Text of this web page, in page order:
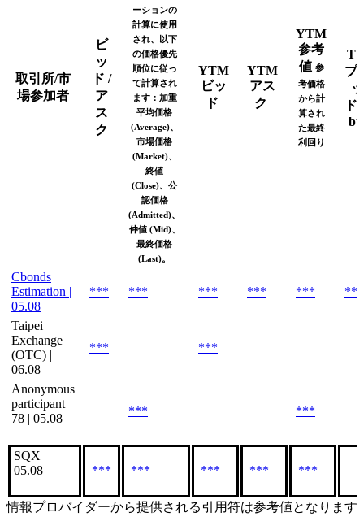
取引所/市
場参加者
ビ
ッ
ド /
ア
ス
ク
ーションの
計算に使用
され、以下
の価格優先
順位に従っ
て計算され
ます：加重
平均価格
(Average)、
市場価格
(Market)、
終値
(Close)、公
認価格
(Admitted)、
仲値 (Mid)、
最終価格
(Last)。
YTM
ビッ
ド
YTM
アス
ク
YTM
参考
値 参
考価格
から計
算され
た最終
利回り
T
プ
ッ
ド
bp
Cbonds
Estimation |
05.08
*** *** *** *** *** ***
Taipei
Exchange
(OTC) |
06.08
*** ***
Anonymous
participant
78 | 05.08
*** ***
SQX |
05.08
*** *** *** *** ***
情報プロバイダーから提供される引用符は参考値となります